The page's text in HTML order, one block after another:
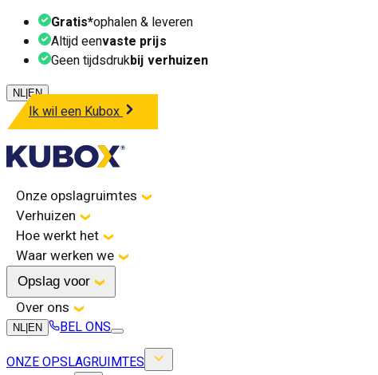
Gratis*ophalen & leveren
Altijd eenvaste prijs
Geen tijdsdrukbij verhuizen
NL EN
Ik wil een Kubox
Onze opslagruimtes
Verhuizen
Hoe werkt het
Waar werken we
Opslag voor
Over ons
NL EN
BEL ONS
ONZE OPSLAGRUIMTES